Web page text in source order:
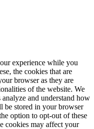
experience while you
the cookies that are
browser as they are
of the website. We
and understand how
be stored in your browser
option to opt-out of these
cookies may affect your